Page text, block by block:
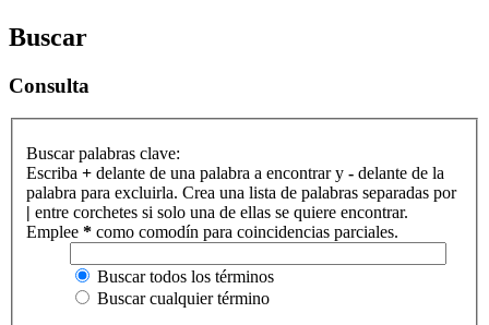
Buscar
Consulta
Buscar palabras clave:
Escriba + delante de una palabra a encontrar y - delante de la
palabra para excluirla. Crea una lista de palabras separadas por
| entre corchetes si solo una de ellas se quiere encontrar.
Emplee * como comodín para coincidencias parciales.
Buscar todos los términos
Buscar cualquier término